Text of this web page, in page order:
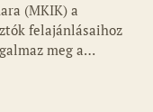
(MKIK) a
felajánlásaihoz
meg a…